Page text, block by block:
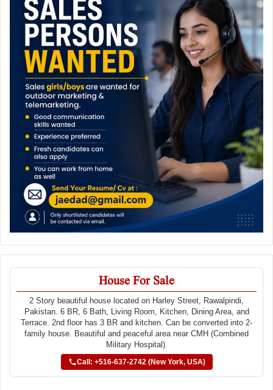
House For Sale
2 Story beautiful house located on Harley Street, Rawalpindi,
Pakistan. 6 BR, 6 Bath, Living Room, Kitchen, Dining Area, and
Terrace. 2nd floor has 3 BR and kitchen. Can be converted into 2-
family house. Beautiful and peaceful area near CMH (Combined
Military Hospital).
Call: +516-637-2742 (New York, USA)